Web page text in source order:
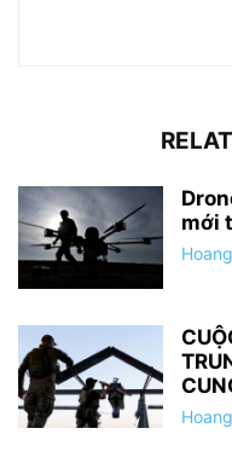
mới
Hoang
Hoang